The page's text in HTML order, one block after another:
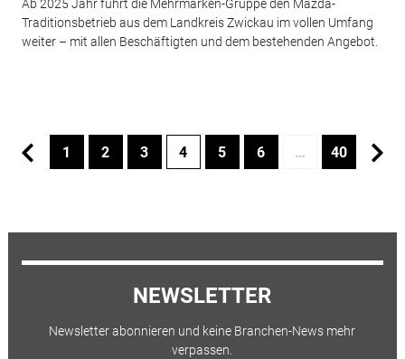
Ab 2025 Jahr führt die Mehrmarken-Gruppe den Mazda-
Traditionsbetrieb aus dem Landkreis Zwickau im vollen Umfang
weiter – mit allen Beschäftigten und dem bestehenden Angebot.
1 2 3 4 5 6 … 40
NEWSLETTER
Newsletter abonnieren und keine Branchen-News mehr
verpassen.